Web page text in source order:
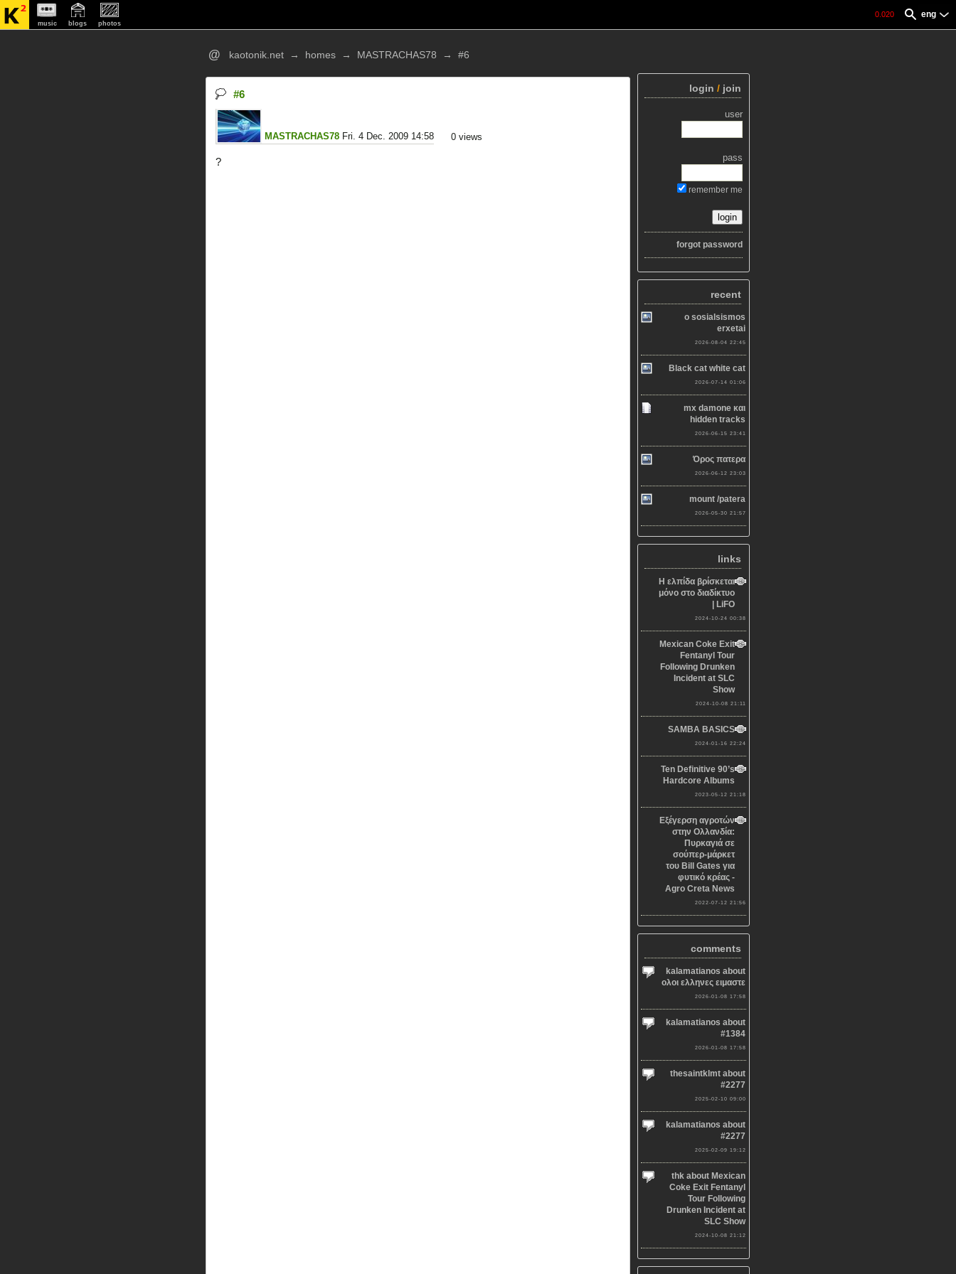
eng
0.020
music blogs photos
@ kaotonik.net → homes → MASTRACHAS78 → #6
#6
MASTRACHAS78 Fri. 4 Dec. 2009 14:58 0 views
?
login / join
user
pass
remember me
forgot password
recent
o sosialsismos
erxetai
2026-08-04 22:45
Black cat white cat
2026-07-14 01:06
mx damone και
hidden tracks
2026-06-15 23:41
Όρος πατερα
2026-06-12 23:03
mount /patera
2026-05-30 21:57
links
Η ελπίδα βρίσκεται
μόνο στο διαδίκτυο
| LiFO
2024-10-24 00:38
Mexican Coke Exit
Fentanyl Tour
Following Drunken
Incident at SLC
Show
2024-10-08 21:11
SAMBA BASICS
2024-01-16 22:24
Ten Definitive 90’s
Hardcore Albums
2023-05-12 21:18
Εξέγερση αγροτών
στην Ολλανδία:
Πυρκαγιά σε
σούπερ-μάρκετ
του Bill Gates για
φυτικό κρέας -
Agro Creta News
2022-07-12 21:56
comments
kalamatianos about
ολοι ελληνες ειμαστε
2026-01-08 17:58
kalamatianos about
#1384
2026-01-08 17:58
thesaintklmt about
#2277
2025-02-10 09:00
kalamatianos about
#2277
2025-02-09 19:12
thk about Mexican
Coke Exit Fentanyl
Tour Following
Drunken Incident at
SLC Show
2024-10-08 21:12